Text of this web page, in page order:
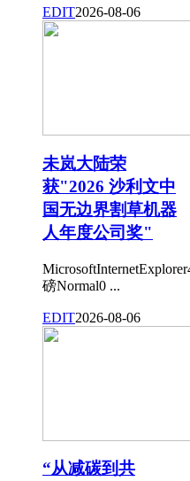
EDIT2026-08-06
未岚大陆荣
获"2026 沙利文中
国无边界割草机器
人年度公司奖"
磅Normal0 ...
EDIT2026-08-06
“从减碳到共